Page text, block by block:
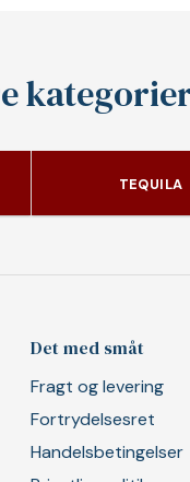
TEQUILA
Det med småt
Fragt og levering
Fortrydelsesret
Handelsbetingelser